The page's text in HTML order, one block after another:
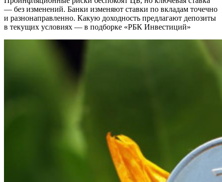
— без изменений. Банки изменяют ставки по вкладам точечно
и разнонаправленно. Какую доходность предлагают депозиты
в текущих условиях — в подборке «РБК Инвестиций»